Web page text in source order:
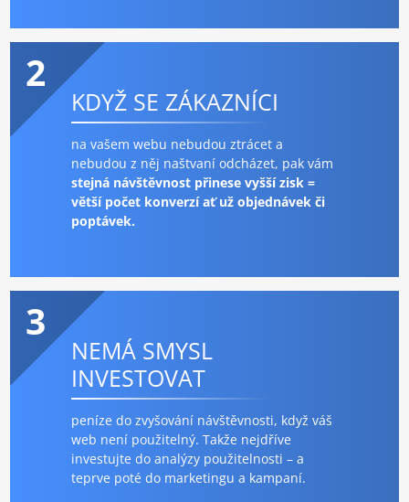
2
KDYŽ SE ZÁKAZNÍCI
na vašem webu nebudou ztrácet a
nebudou z něj naštvaní odcházet, pak vám
stejná návštěvnost přinese vyšší zisk =
větší počet konverzí ať už objednávek či
poptávek.
3
NEMÁ SMYSL
INVESTOVAT
peníze do zvyšování návštěvnosti, když váš
web není použitelný. Takže nejdříve
investujte do analýzy použitelnosti – a
teprve poté do marketingu a kampaní.